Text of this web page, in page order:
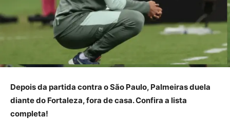
Depois da partida contra o São Paulo, Palmeiras duela
diante do Fortaleza, fora de casa. Confira a lista
completa!